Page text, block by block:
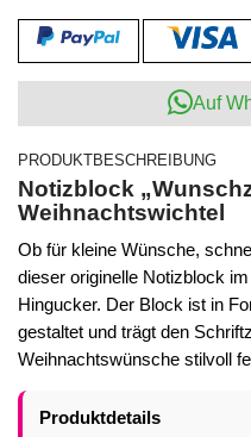
Auf
PRODUKTBESCHREIBUNG
Notizblock
Weihnachtswichtel
Ob für kleine Wünsche,
dieser originelle Notizblock
Hingucker. Der Block ist in
gestaltet und trägt den
Weihnachtswünsche stilvoll
Produktdetails